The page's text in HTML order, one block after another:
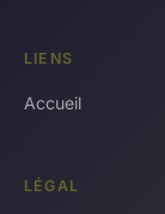
LIENS
Accueil
LÉGAL